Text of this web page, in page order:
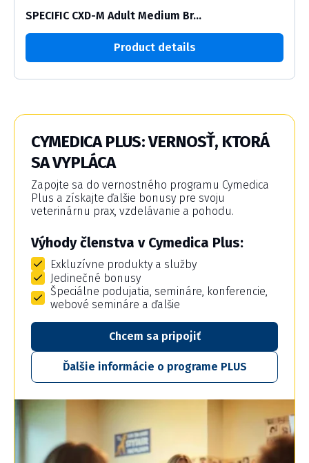
SPECIFIC CXD-M Adult Medium Br...
Product details
CYMEDICA PLUS: VERNOSŤ, KTORÁ
SA VYPLÁCA
Zapojte sa do vernostného programu Cymedica
Plus a získajte ďalšie bonusy pre svoju
veterinárnu prax, vzdelávanie a pohodu.
Výhody členstva v Cymedica Plus:
Exkluzívne produkty a služby
Jedinečné bonusy
Špeciálne podujatia, semináre, konferencie,
webové semináre a ďalšie
Chcem sa pripojiť
Ďalšie informácie o programe PLUS